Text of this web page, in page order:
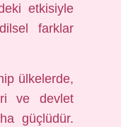
etkisiyle
farklar
ülkelerde,
ve devlet
güçlüdür.